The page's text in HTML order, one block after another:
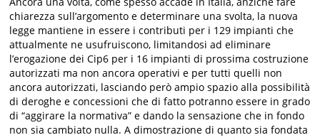
chiarezza sull’argomento e determinare una svolta, la nuova
legge mantiene in essere i contributi per i 129 impianti che
attualmente ne usufruiscono, limitandosi ad eliminare
l’erogazione dei Cip6 per i 16 impianti di prossima costruzione
autorizzati ma non ancora operativi e per tutti quelli non
ancora autorizzati, lasciando però ampio spazio alla possibilità
di deroghe e concessioni che di fatto potranno essere in grado
di “aggirare la normativa” e dando la sensazione che in fondo
non sia cambiato nulla. A dimostrazione di quanto sia fondata